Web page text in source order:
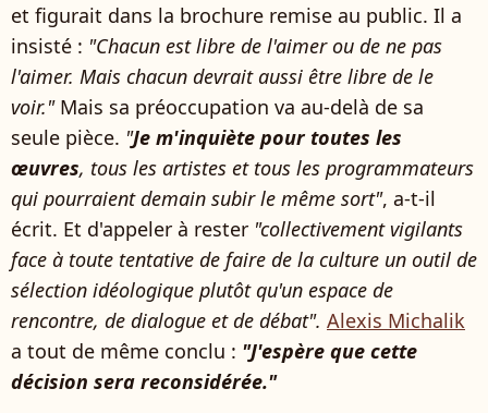
et figurait dans la brochure remise au public. Il a
insisté : "Chacun est libre de l'aimer ou de ne pas
l'aimer. Mais chacun devrait aussi être libre de le
voir."Mais sa préoccupation va au-delà de sa
seule pièce. "Je m'inquiète pour toutes les
œuvres, tous les artistes et tous les programmateurs
qui pourraient demain subir le même sort", a-t-il
écrit. Et d'appeler à rester "collectivement vigilants
face à toute tentative de faire de la culture un outil de
sélection idéologique plutôt qu'un espace de
rencontre, de dialogue et de débat". Alexis Michalik
a tout de même conclu : "J'espère que cette
décision sera reconsidérée."